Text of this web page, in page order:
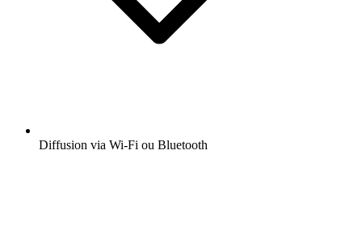
Diffusion via Wi-Fi ou Bluetooth